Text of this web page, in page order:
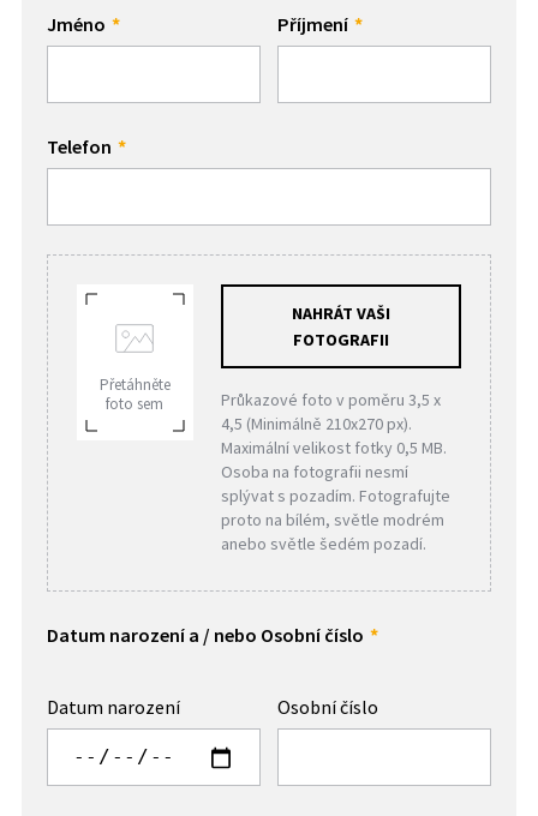
Jméno Příjmení
Telefon
NAHRÁT VAŠI
FOTOGRAFII
Průkazové foto v poměru 3,5 x
4,5 (Minimálně 210x270 px).
Maximální velikost fotky 0,5 MB.
Osoba na fotografii nesmí
splývat s pozadím. Fotografujte
proto na bílém, světle modrém
anebo světle šedém pozadí.
Přetáhněte
foto sem
Datum narození a / nebo Osobní číslo
Datum narození Osobní číslo